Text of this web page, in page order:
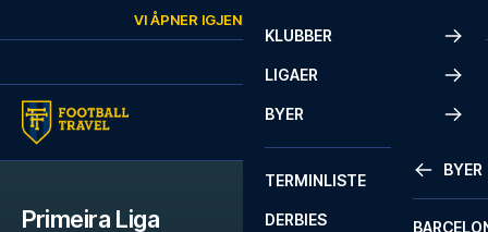
VI ÅPNER IGJEN
KLUBBER
LIGAER
BYER
BYER
TERMINLISTE
DERBIES
Primeira Liga